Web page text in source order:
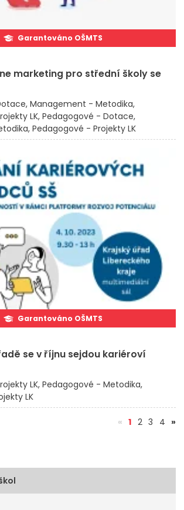
Garantováno OŠMTS
marketing pro střední školy se
Management - Metodika
LK Pedagogové - Dotace
Pedagogové - Projekty LK
Garantováno OŠMTS
se v říjnu sejdou kariéroví
LK Pedagogové - Metodika
LK
« 1(aktuální)
2 3 4 »